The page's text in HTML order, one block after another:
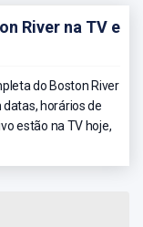
River na TV e
do Boston River
horários de
estão na TV hoje,